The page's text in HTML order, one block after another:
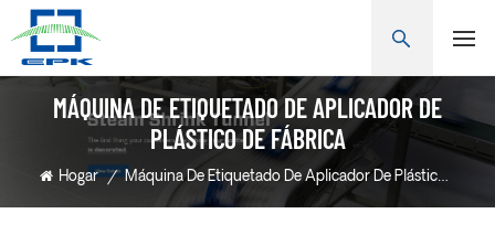
MÁQUINA DE ETIQUETADO DE APLICADOR DE
PLÁSTICO DE FÁBRICA
Hogar / Máquina De Etiquetado De Aplicador De Plástico De Fábrica